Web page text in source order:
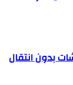
بدون انتقال